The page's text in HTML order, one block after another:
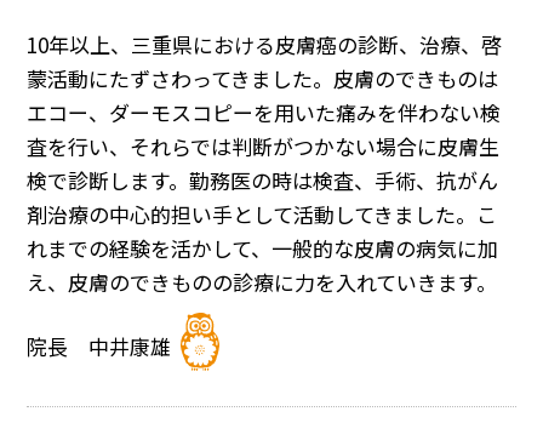
10年以上、三重県における皮膚癌の診断、治療、啓
蒙活動にたずさわってきました。皮膚のできものは
エコー、ダーモスコピーを用いた痛みを伴わない検
査を行い、それらでは判断がつかない場合に皮膚生
検で診断します。勤務医の時は検査、手術、抗がん
剤治療の中心的担い手として活動してきました。こ
れまでの経験を活かして、一般的な皮膚の病気に加
え、皮膚のできものの診療に力を入れていきます。
院長 中井康雄